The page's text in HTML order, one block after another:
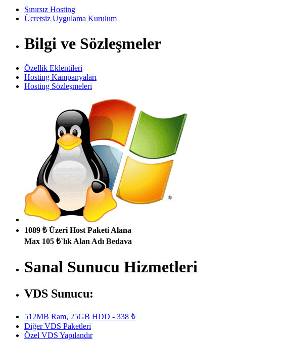
Sınırsız Hosting
Ücretsiz Uygulama Kurulum
Bilgi ve Sözleşmeler
Özellik Eklentileri
Hosting Kampanyaları
Hosting Sözleşmeleri
1089 ₺ Üzeri Host Paketi Alana
Max 105 ₺`lık Alan Adı Bedava
Sanal Sunucu Hizmetleri
VDS Sunucu:
512MB Ram, 25GB HDD - 338 ₺
Diğer VDS Paketleri
Özel VDS Yapılandır